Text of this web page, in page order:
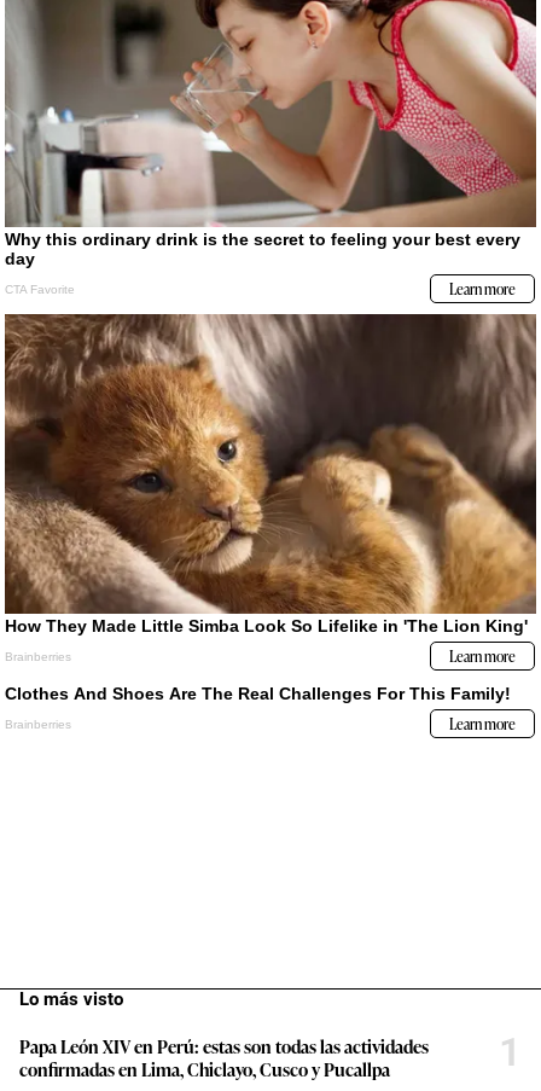
Lo más visto
Papa León XIV en Perú: estas son todas las actividades
confirmadas en Lima, Chiclayo, Cusco y Pucallpa
1